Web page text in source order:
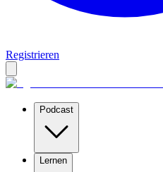
Registrieren
Podcast
Lernen